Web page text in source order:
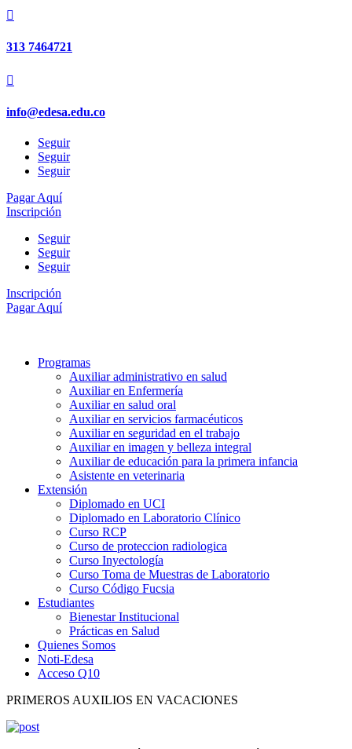

313 7464721

info@edesa.edu.co
Seguir
Seguir
Seguir
Pagar Aquí
Inscripción
Seguir
Seguir
Seguir
Inscripción
Pagar Aquí
Programas
Auxiliar administrativo en salud
Auxiliar en Enfermería
Auxiliar en salud oral
Auxiliar en servicios farmacéuticos
Auxiliar en seguridad en el trabajo
Auxiliar en imagen y belleza integral
Auxiliar de educación para la primera infancia
Asistente en veterinaria
Extensión
Diplomado en UCI
Diplomado en Laboratorio Clínico
Curso RCP
Curso de proteccion radiologica
Curso Inyectología
Curso Toma de Muestras de Laboratorio
Curso Código Fucsia
Estudiantes
Bienestar Institucional
Prácticas en Salud
Quienes Somos
Noti-Edesa
Acceso Q10
PRIMEROS AUXILIOS EN VACACIONES